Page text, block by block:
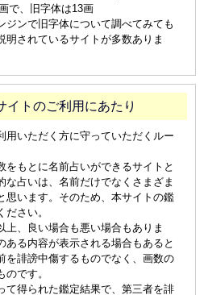
で、旧字体は13画
ジンで旧字体について調べてみても
明されているサイトが多数ありま
トのご利用にあたり
用いただく方に守っていただくルー
をもとに名前占いができるサイトと
な占いは、名前だけでなくさまざま
思います。そのため、本サイトの鑑
さい。
上、良い場合も悪い場合もありま
ある内容が表示される場合もあると
を誹謗中傷するものでなく、画数の
です。
て得られた鑑定結果で、第三者を誹